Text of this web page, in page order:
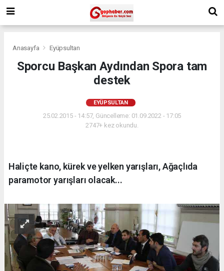
Anasayfa Eyüpsultan
Sporcu Başkan Aydından Spora tam
destek
EYÜPSULTAN
25.02.2015 - 14:57, Güncelleme: 01.09.2022 - 17:05
2747+ kez okundu.
Haliçte kano, kürek ve yelken yarışları, Ağaçlıda
paramotor yarışları olacak...